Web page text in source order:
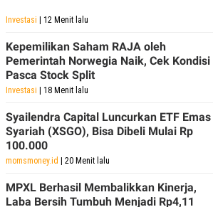
A
E
T
A
E
T
E
N
P
A
P
E
R
D
E
R
T
S
I
Investasi | 12 Menit lalu
Kepemilikan Saham RAJA oleh
Pemerintah Norwegia Naik, Cek Kondisi
Pasca Stock Split
Investasi | 18 Menit lalu
Syailendra Capital Luncurkan ETF Emas
Syariah (XSGO), Bisa Dibeli Mulai Rp
100.000
momsmoney.id | 20 Menit lalu
MPXL Berhasil Membalikkan Kinerja,
Laba Bersih Tumbuh Menjadi Rp4,11